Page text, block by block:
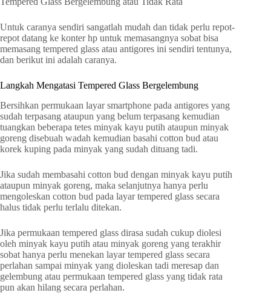
Untuk caranya sendiri sangatlah mudah dan tidak perlu repot-
repot datang ke konter hp untuk memasangnya sobat bisa
memasang tempered glass atau antigores ini sendiri tentunya,
dan berikut ini adalah caranya.
Langkah Mengatasi Tempered Glass Bergelembung
Bersihkan permukaan layar smartphone pada antigores yang
sudah terpasang ataupun yang belum terpasang kemudian
tuangkan beberapa tetes minyak kayu putih ataupun minyak
goreng disebuah wadah kemudian basahi cotton bud atau
korek kuping pada minyak yang sudah dituang tadi.
Jika sudah membasahi cotton bud dengan minyak kayu putih
ataupun minyak goreng, maka selanjutnya hanya perlu
mengoleskan cotton bud pada layar tempered glass secara
halus tidak perlu terlalu ditekan.
Jika permukaan tempered glass dirasa sudah cukup diolesi
oleh minyak kayu putih atau minyak goreng yang terakhir
sobat hanya perlu menekan layar tempered glass secara
perlahan sampai minyak yang dioleskan tadi meresap dan
gelembung atau permukaan tempered glass yang tidak rata
pun akan hilang secara perlahan.